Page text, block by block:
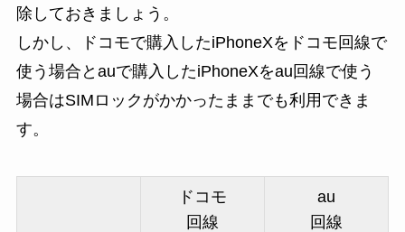
除しておきましょう。
しかし、ドコモで購入したiPhoneXをドコモ回線で
使う場合とauで購入したiPhoneXをau回線で使う
場合はSIMロックがかかったままでも利用できま
す。
ドコモ
回線
au
回線